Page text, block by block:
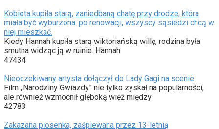
Kobieta kupiła starą, zaniedbaną chatę przy drodze, która
miała być wyburzona: po renowacji, wszyscy sąsiedzi chcą w
niej mieszkać.
Kiedy Hannah kupiła starą wiktoriańską willę, rodzina była
smutna widząc ją w ruinie. Hannah
47434
Nieoczekiwany artysta dołączył do Lady Gagi na scenie.
Film „Narodziny Gwiazdy” nie tylko zyskał na popularności,
ale również wzmocnił głęboką więź między
42783
Zakazana piosenka, zaśpiewana przez 13-letnią